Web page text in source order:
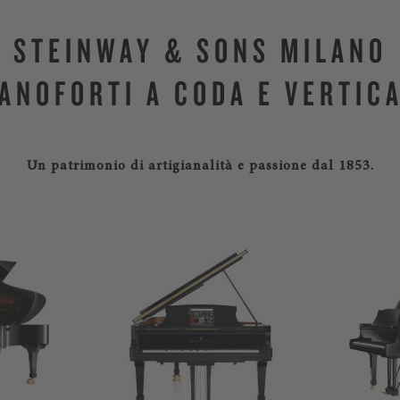
STEINWAY & SONS MILANO
A CODA E
Un patrimonio di artigianalità e passione dal 1853.